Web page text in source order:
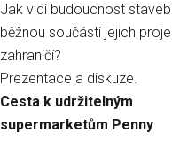
Jak vidí budoucnost
běžnou součástí jejich
zahraničí?
Prezentace a diskuze.
Cesta k udržitelným
supermarketům Penny